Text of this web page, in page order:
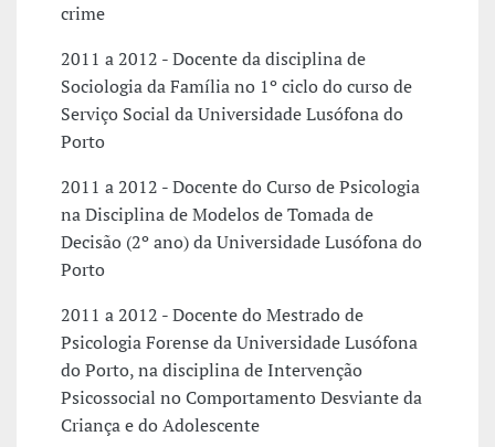
crime
2011 a 2012 - Docente da disciplina de
Sociologia da Família no 1º ciclo do curso de
Serviço Social da Universidade Lusófona do
Porto
2011 a 2012 - Docente do Curso de Psicologia
na Disciplina de Modelos de Tomada de
Decisão (2º ano) da Universidade Lusófona do
Porto
2011 a 2012 - Docente do Mestrado de
Psicologia Forense da Universidade Lusófona
do Porto, na disciplina de Intervenção
Psicossocial no Comportamento Desviante da
Criança e do Adolescente